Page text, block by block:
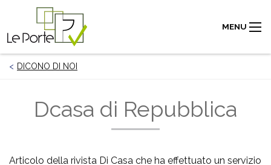
MENU
DICONO DI NOI
Dcasa di Repubblica
Articolo della rivista Di Casa che ha effettuato un servizio